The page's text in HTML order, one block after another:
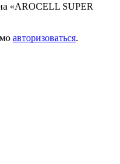
«AROCELL SUPER
авторизоваться.